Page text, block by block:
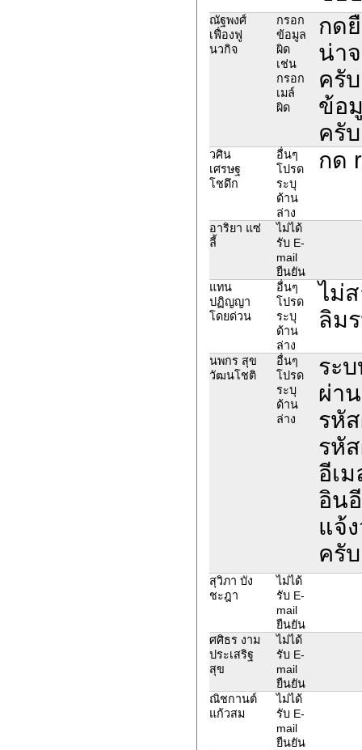
ณัฐพงศ์
เฟื่องฟู
นวกิจ
กรอก
ข้อมูล
ผิด
เช่น
กรอก
เมล์
ผิด
กด
น่า
ครั
ข้อ
ครับ
วศิน
เศรษฐ
โชดึก
อื่นๆ
โปรด
ระบุ
ด้าน
ล่าง
กด
อาริยา แซ่
ลี้
ไม่ได้
รับ E-
mail
ยืนยัน
แทน
ปฏิญญา
โดยด่วน
อื่นๆ
โปรด
ระบุ
ด้าน
ล่าง
ไม่
ลิม
นพกร สุข
วัฒนโชติ
อื่นๆ
โปรด
ระบุ
ด้าน
ล่าง
ระ
ผ่า
รหั
รหั
อีเ
อิน
แจ้
ครับ
สุวิภา บัง
ชะฎา
ไม่ได้
รับ E-
mail
ยืนยัน
ศศิธร งาม
ประเสริฐ
สุข
ไม่ได้
รับ E-
mail
ยืนยัน
ณิชกานต์
แก้วสม
ไม่ได้
รับ E-
mail
ยืนยัน